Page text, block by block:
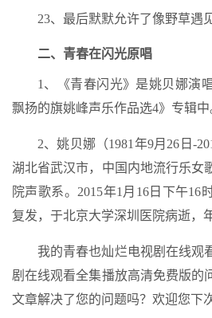
23、最后默默允许了像野草遇
二、青春在闪光原唱
1、《青春闪光》是姚贝娜演
飘扬的旗姚峰声乐作品选4》专辑中
2、姚贝娜（1981年9月26日-
湖北省武汉市，中国内地流行乐女
院声歌系。2015年1月16日下午16
复发，于北京大学深圳医院病逝，
我的青春也灿烂电视剧在线观
剧在线观看全集播放高清免费版的
文章解决了您的问题吗？欢迎您下